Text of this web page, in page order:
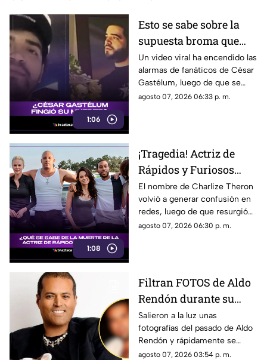
1:06
Esto se sabe sobre la
supuesta broma que
César Gastélum habría
hecho sobre su muerte
Un video viral ha encendido las
alarmas de fanáticos de César
Gastélum, luego de que se
comentara a especular que su
agosto 07, 2026 06:33 p. m.
1:08
¡Tragedia! Actriz de
Rápidos y Furiosos
vivió el PEOR momento
de su vida; esto se sabe
El nombre de Charlize Theron
volvió a generar confusión en
redes, luego de que resurgió
fue el dramático episodio
agosto 07, 2026 06:30 p. m.
Filtran FOTOS de Aldo
Rendón durante su
juventud; ¿quién es y
por qué todos hablan
de él?
Salieron a la luz unas
fotografías del pasado de Aldo
Rendón y rápidamente se
hicieron virales por cómo se
agosto 07, 2026 03:54 p. m.